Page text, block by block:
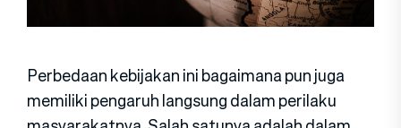
Perbedaan kebijakan ini bagaimana pun juga
memiliki pengaruh langsung dalam perilaku